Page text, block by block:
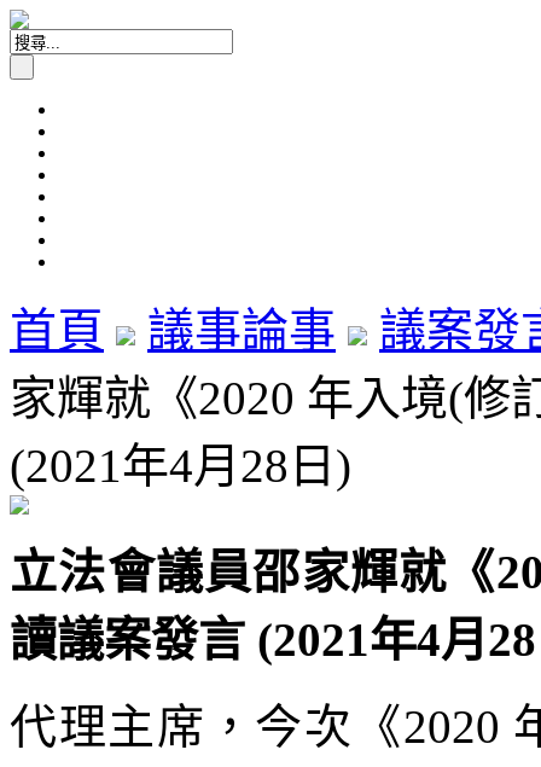
首頁 議事論事
議案發
家輝就《2020 年入境(修
(2021年4月28日)
立法會議員邵家輝就《
讀議案發言 (2021年4月
代理主席，今次《2020